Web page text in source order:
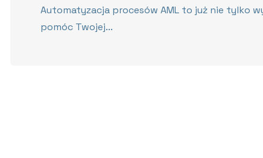
Automatyzacja procesów AML to już nie tylko
pomóc Twojej...